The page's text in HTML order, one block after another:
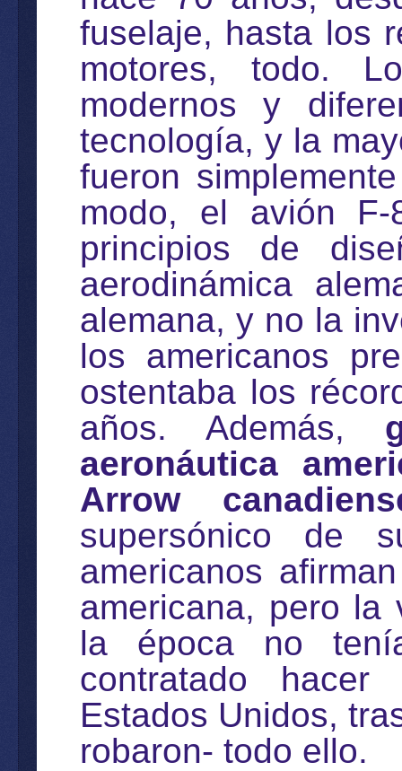
fuselaje, hasta los
motores, todo.
modernos y
tecnología, y la
fueron
modo, el avión F-
principios de
aerodinámica
alemana, y no la
los americanos
ostentaba los
años. Además,
aeronáutica
Arrow
supersónico de
americanos
americana, pero la
la época no
contratado
Estados Unidos,
robaron- todo ello.